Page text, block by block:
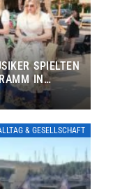
SPIELTEN
IN
& GESELLSCHAFT